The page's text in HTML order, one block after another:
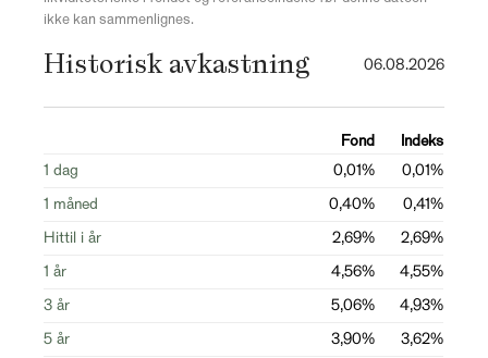
ikke kan sammenlignes.
Historisk avkastning 06.08.2026
Fond
Indeks
1 dag
0,01%
0,01%
1 måned
0,40%
0,41%
Hittil i år
2,69%
2,69%
1 år
4,56%
4,55%
3 år
5,06%
4,93%
5 år
3,90%
3,62%